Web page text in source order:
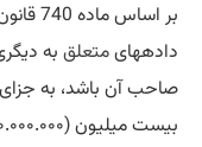
بر
داده‎های
متعلق به